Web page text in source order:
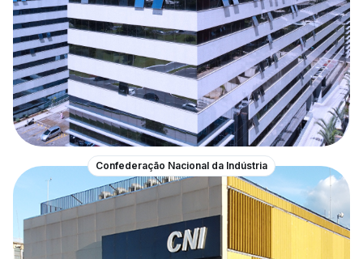
Confederação Nacional da Indústria